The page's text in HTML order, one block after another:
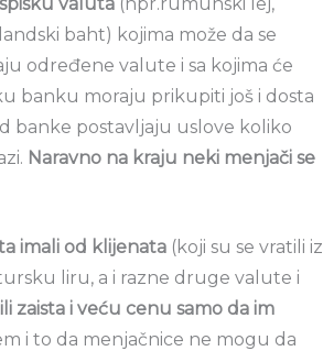
baht) kojima može da se
određene valute i sa kojima će
banku moraju prikupiti još i dosta
banke postavljaju uslove koliko
Naravno na kraju neki menjači se
imali od klijenata (koji su se vratili iz
liru, a i razne druge valute i
zaista i veću cenu samo da im
i to da menjačnice ne mogu da